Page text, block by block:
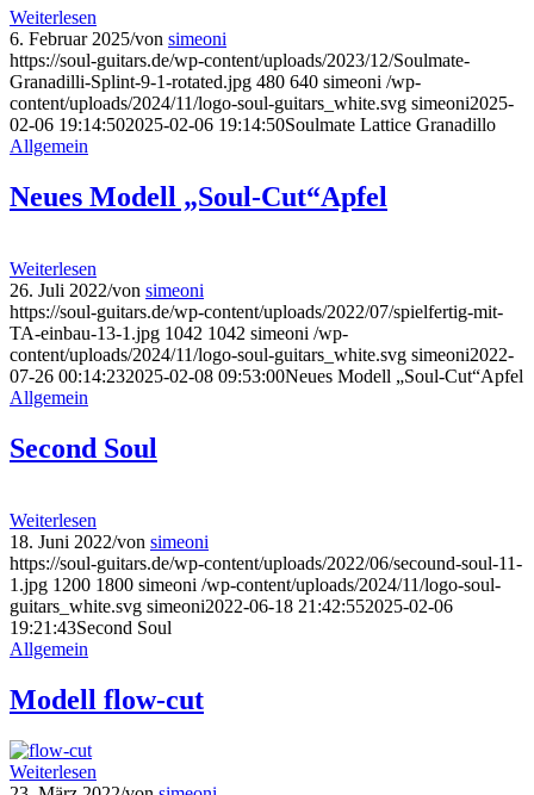
Weiterlesen
6. Februar 2025/von simeoni
https://soul-guitars.de/wp-content/uploads/2023/12/Soulmate-
Granadilli-Splint-9-1-rotated.jpg 480 640 simeoni /wp-
content/uploads/2024/11/logo-soul-guitars_white.svg simeoni2025-
02-06 19:14:502025-02-06 19:14:50Soulmate Lattice Granadillo
Allgemein
Neues Modell „Soul-Cut“Apfel
Weiterlesen
26. Juli 2022/von simeoni
https://soul-guitars.de/wp-content/uploads/2022/07/spielfertig-mit-
TA-einbau-13-1.jpg 1042 1042 simeoni /wp-
content/uploads/2024/11/logo-soul-guitars_white.svg simeoni2022-
07-26 00:14:232025-02-08 09:53:00Neues Modell „Soul-Cut“Apfel
Allgemein
Second Soul
Weiterlesen
18. Juni 2022/von simeoni
https://soul-guitars.de/wp-content/uploads/2022/06/secound-soul-11-
1.jpg 1200 1800 simeoni /wp-content/uploads/2024/11/logo-soul-
guitars_white.svg simeoni2022-06-18 21:42:552025-02-06
19:21:43Second Soul
Allgemein
Modell flow-cut
Weiterlesen